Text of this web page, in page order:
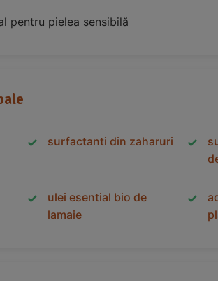
pentru pielea sensibilă
surfactanti din zaharuri
ulei esential bio de
lamaie